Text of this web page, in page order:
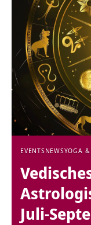
EVENTSNEWSYOGA
Juli-